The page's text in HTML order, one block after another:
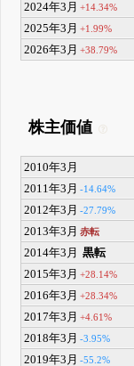
2024年3月 +14.34%
2025年3月 +1.99%
2026年3月 +38.79%
株主価値
2010年3月
2011年3月 -14.64%
2012年3月 -27.79%
2013年3月 赤転
2014年3月 黒転
2015年3月 +28.14%
2016年3月 +28.34%
2017年3月 +4.61%
2018年3月 -3.95%
2019年3月 -55.2%